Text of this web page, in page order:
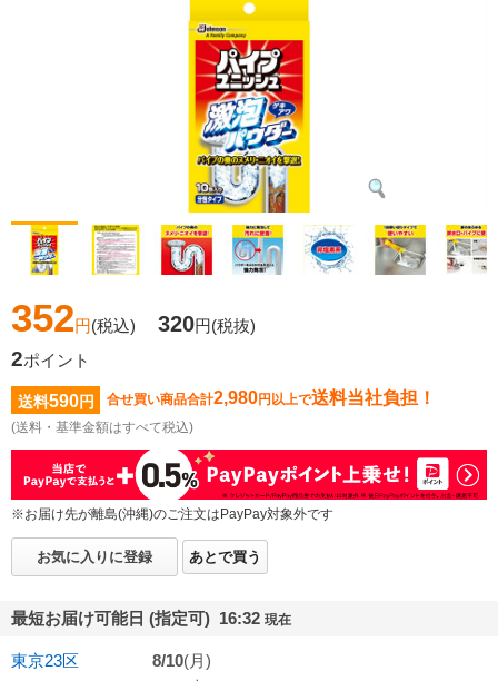
352円(税込) 320円(税抜)
2ポイント
送料590円 合せ買い商品合計2,980円以上で送料当社負担！
(送料・基準金額はすべて税込)
※お届け先が離島(沖縄)のご注文はPayPay対象外です
お気に入りに登録 あとで買う
最短お届け可能日 (指定可) 16:32 現在
東京23区 8/10(月)